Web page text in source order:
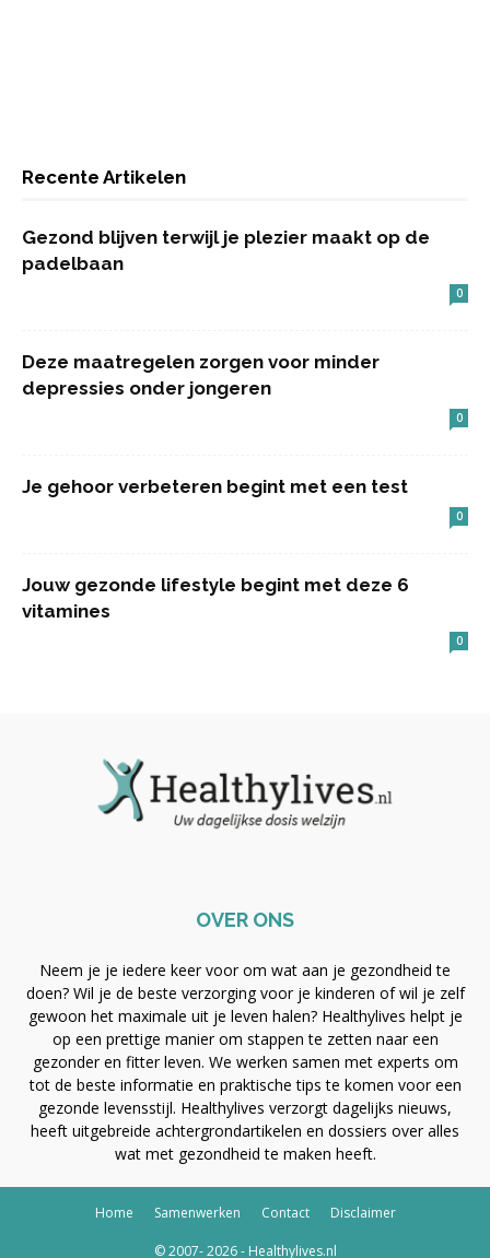
Recente Artikelen
Gezond blijven terwijl je plezier maakt op de
padelbaan
0
Deze maatregelen zorgen voor minder
depressies onder jongeren
0
Je gehoor verbeteren begint met een test
0
Jouw gezonde lifestyle begint met deze 6
vitamines
0
OVER ONS
Neem je je iedere keer voor om wat aan je gezondheid te
doen? Wil je de beste verzorging voor je kinderen of wil je zelf
gewoon het maximale uit je leven halen? Healthylives helpt je
op een prettige manier om stappen te zetten naar een
gezonder en fitter leven. We werken samen met experts om
tot de beste informatie en praktische tips te komen voor een
gezonde levensstijl. Healthylives verzorgt dagelijks nieuws,
heeft uitgebreide achtergrondartikelen en dossiers over alles
wat met gezondheid te maken heeft.
Home Samenwerken Contact Disclaimer
© 2007- 2026 - Healthylives.nl